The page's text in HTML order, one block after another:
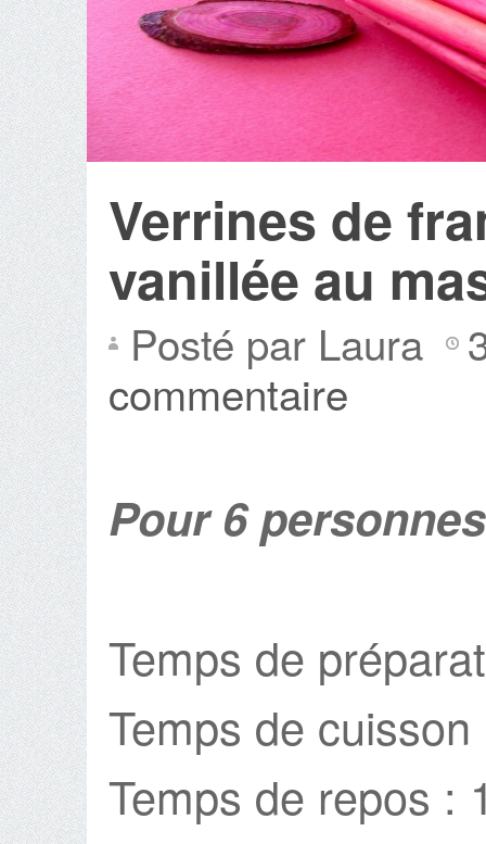
Verrines de
vanillée au
Posté par Laura
commentaire
Pour 6 personnes
Temps de
Temps de
Temps de repos :